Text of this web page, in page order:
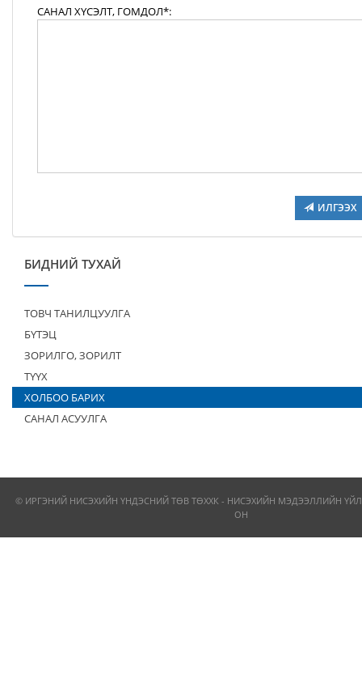
САНАЛ ХҮСЭЛТ, ГОМДОЛ*:
ИЛГЭЭХ
БИДНИЙ ТУХАЙ
ТОВЧ ТАНИЛЦУУЛГА
БҮТЭЦ
ЗОРИЛГО, ЗОРИЛТ
ТҮҮХ
ХОЛБОО БАРИХ
САНАЛ АСУУЛГА
© ИРГЭНИЙ НИСЭХИЙН ҮНДЭСНИЙ ТӨВ ТӨХХК - НИСЭХИЙН МЭДЭЭЛЛИЙН
ОН